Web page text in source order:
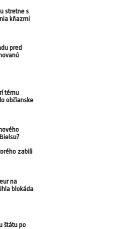
stretne s
kňazmi
pred
tému
občianske
zabili
na
blokáda
štátu po